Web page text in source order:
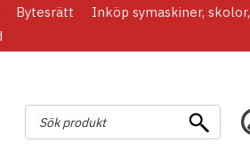
Bytesrätt
Inköp symaskiner,